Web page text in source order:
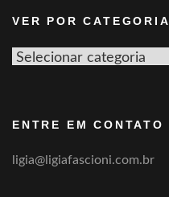
VER POR CATEGORIA
Ver
ENTRE EM CONTATO
ligia@ligiafascioni.com.br